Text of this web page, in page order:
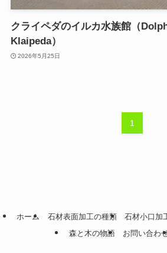
クライペダのイルカ水族館（
Klaipeda）
2026年5月25日
1
ホーム 石材表面加工の種類 石材小口加
森と木の物語
お問い合わ